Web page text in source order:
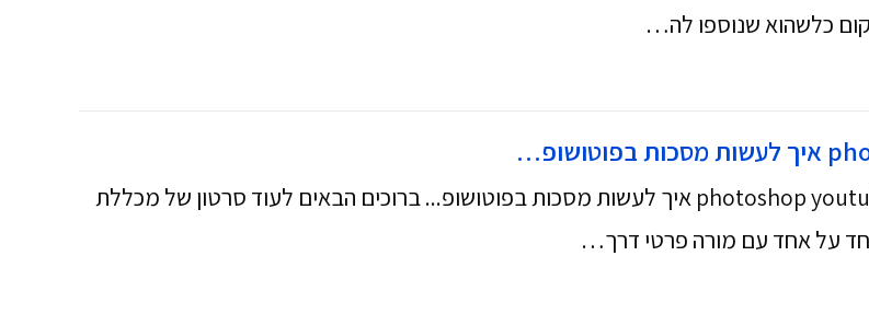
כלשהוא שנוספו לה…
איך לעבוד עם אוסף מדריכים לפוטושופ photoshop youtube איך לעשות מסכות בפוטושופ... ברוכים הבאים לעוד סרטון של מכללת
על אחד עם מורה פרטי דרך…